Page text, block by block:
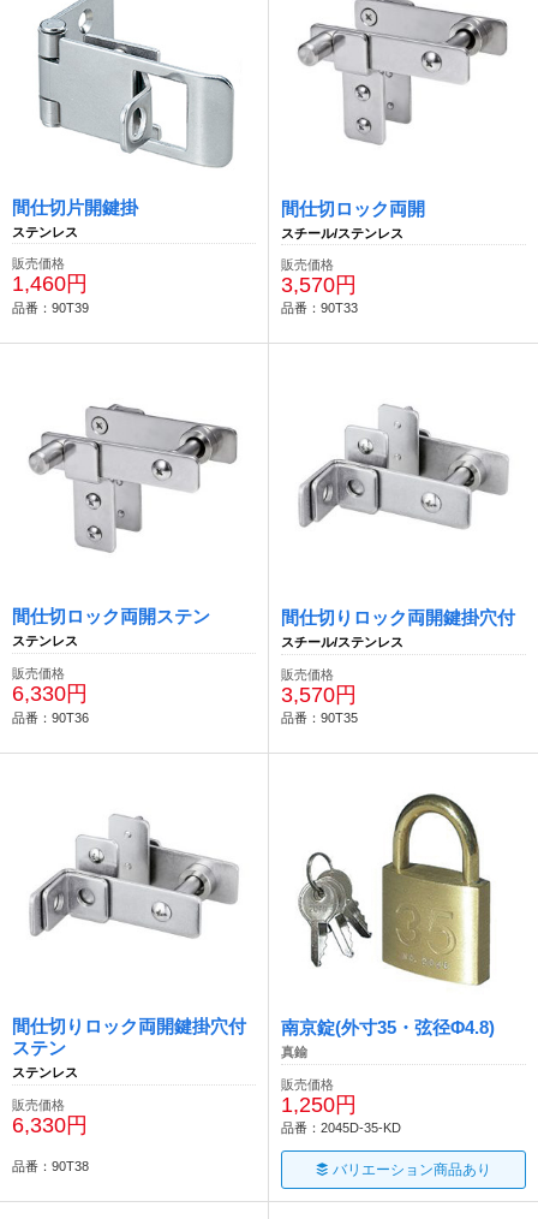
間仕切片開鍵掛
ステンレス
販売価格
1,460円
品番：90T39
間仕切ロック両開
スチール/ステンレス
販売価格
3,570円
品番：90T33
間仕切ロック両開ステン
ステンレス
販売価格
6,330円
品番：90T36
間仕切りロック両開鍵掛穴付
スチール/ステンレス
販売価格
3,570円
品番：90T35
間仕切りロック両開鍵掛穴付
ステン
ステンレス
販売価格
6,330円
品番：90T38
南京錠(外寸35・弦径Φ4.8)
真鍮
販売価格
1,250円
品番：2045D-35-KD
バリエーション商品あり